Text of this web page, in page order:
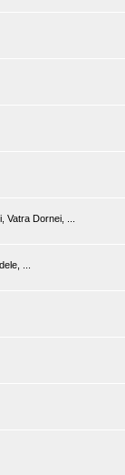
Dornei, ...
...